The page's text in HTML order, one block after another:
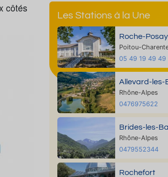
côtés
Les Stations à la Une
Roche-Posay
Poitou-
05 49 19 49 49
Allevard-les-
Rhône-Alpes
0476975622
Brides-les-
Rhône-Alpes
0479552344
Rochefort